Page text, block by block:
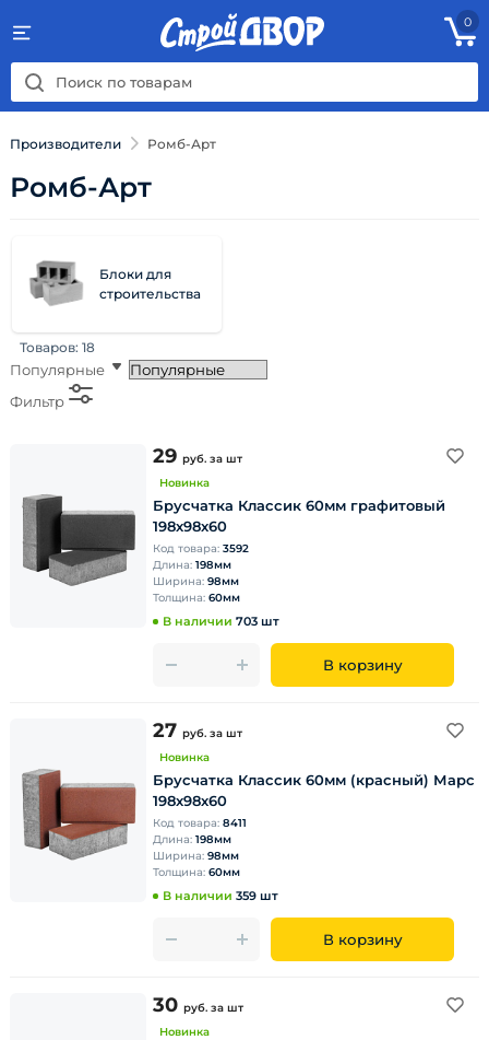
0
Производители Ромб-Арт
Ромб-Арт
Блоки для
строительства
Товаров: 18
Популярные
Фильтр
29 руб. за шт
Новинка
Брусчатка Классик 60мм графитовый
198х98х60
Код товара: 3592
Длина: 198мм
Ширина: 98мм
Толщина: 60мм
В наличии 703 шт
В корзину
27 руб. за шт
Новинка
Брусчатка Классик 60мм (красный) Марс
198х98х60
Код товара: 8411
Длина: 198мм
Ширина: 98мм
Толщина: 60мм
В наличии 359 шт
В корзину
30 руб. за шт
Новинка